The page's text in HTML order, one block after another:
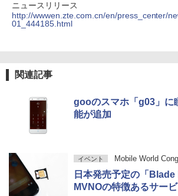
ニュースリリース
http://wwwen.zte.com.cn/en/press_center/
01_444185.html
関連記事
gooのスマホ「g03」に
能が追加
イベント Mobile World
日本発売予定の「Blade
MVNOの特徴あるサー